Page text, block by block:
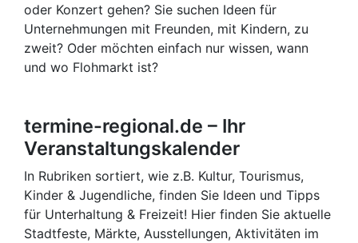
oder Konzert gehen? Sie suchen Ideen für
Unternehmungen mit Freunden, mit Kindern, zu
zweit? Oder möchten einfach nur wissen, wann
und wo Flohmarkt ist?
termine-regional.de – Ihr
Veranstaltungskalender
In Rubriken sortiert, wie z.B. Kultur, Tourismus,
Kinder & Jugendliche, finden Sie Ideen und Tipps
für Unterhaltung & Freizeit! Hier finden Sie aktuelle
Stadtfeste, Märkte, Ausstellungen, Aktivitäten im